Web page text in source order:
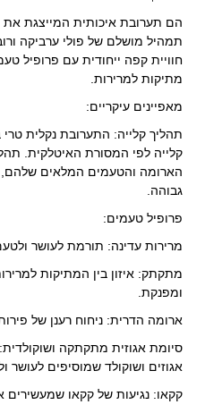
הם תערובת איכותית המייצגת
תמהיל מושלם של פולי ערביקה
חוויית קפה ייחודית עם פרופיל
מתיקות למרירות.
מאפיינים עיקריים:
קלייה לפי המסורת האיטלקית.
הארומה והטעמים המלאים שלהם,
גבוהה.
פרופיל טעמים:
מרירות עדינה: תורמת לעושר
מתקתק: איזון בין המתיקות
ומפנקת.
ארומה הדרית: ניחוח רענן של
סיומת אגוזית מתקתקה
אגוזים ושוקולד שמוסיפים לעושר
קקאו: נגיעות של קקאו שמעשירים